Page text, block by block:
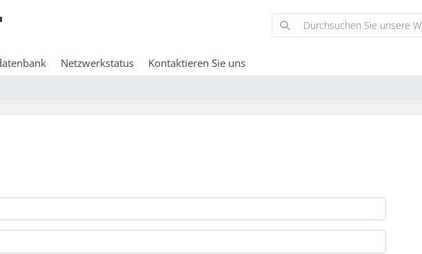
Netzwerkstatus Kontaktieren Sie uns